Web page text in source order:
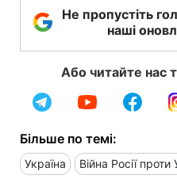
Не пропустіть
наші
Або читайте нас
Більше по темі:
Україна Війна Росії проти